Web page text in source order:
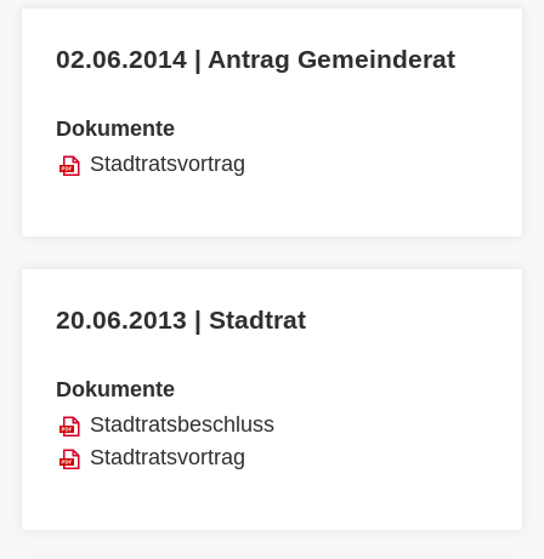
02.06.2014 | Antrag Gemeinderat
Dokumente
Stadtratsvortrag
20.06.2013 | Stadtrat
Dokumente
Stadtratsbeschluss
Stadtratsvortrag